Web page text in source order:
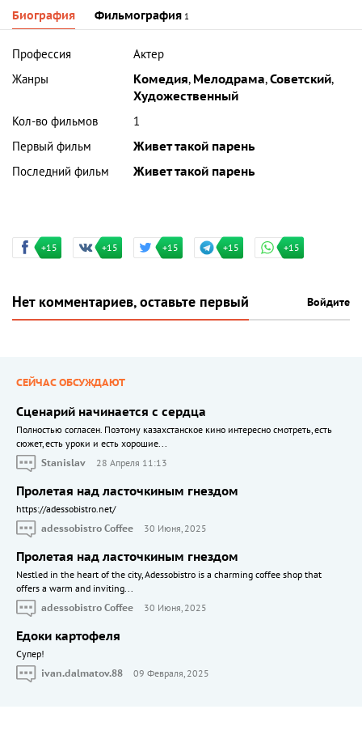
Биография Фильмография 1
Профессия
Актер
Жанры
Комедия, Мелодрама,Советский,
Художественный
Кол-во фильмов
1
Первый фильм
Живет такой парень
Последний фильм
Живет такой парень
+15 +15 +15 +15 +15
Нет комментариев, оставьте первый Войдите
СЕЙЧАС ОБСУЖДАЮТ
Сценарий начинается с сердца
Полностью согласен. Поэтому казахстанское кино интересно смотреть, есть
сюжет, есть уроки и есть хорошие...
Stanislav
28 Апреля 11:13
Пролетая над ласточкиным гнездом
https://adessobistro.net/
adessobistro Coffee
30 Июня, 2025
Пролетая над ласточкиным гнездом
Nestled in the heart of the city, Adessobistro is a charming coffee shop that
offers a warm and inviting...
adessobistro Coffee
30 Июня, 2025
Едоки картофеля
Cупер!
ivan.dalmatov.88
09 Февраля, 2025